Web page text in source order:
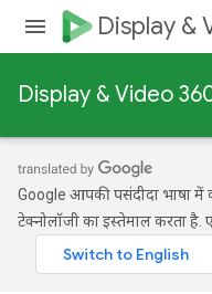
Display &
Display & Video
Google आपकी पसंदीदा भाषा
टेक्नोलॉजी का इस्तेमाल करता